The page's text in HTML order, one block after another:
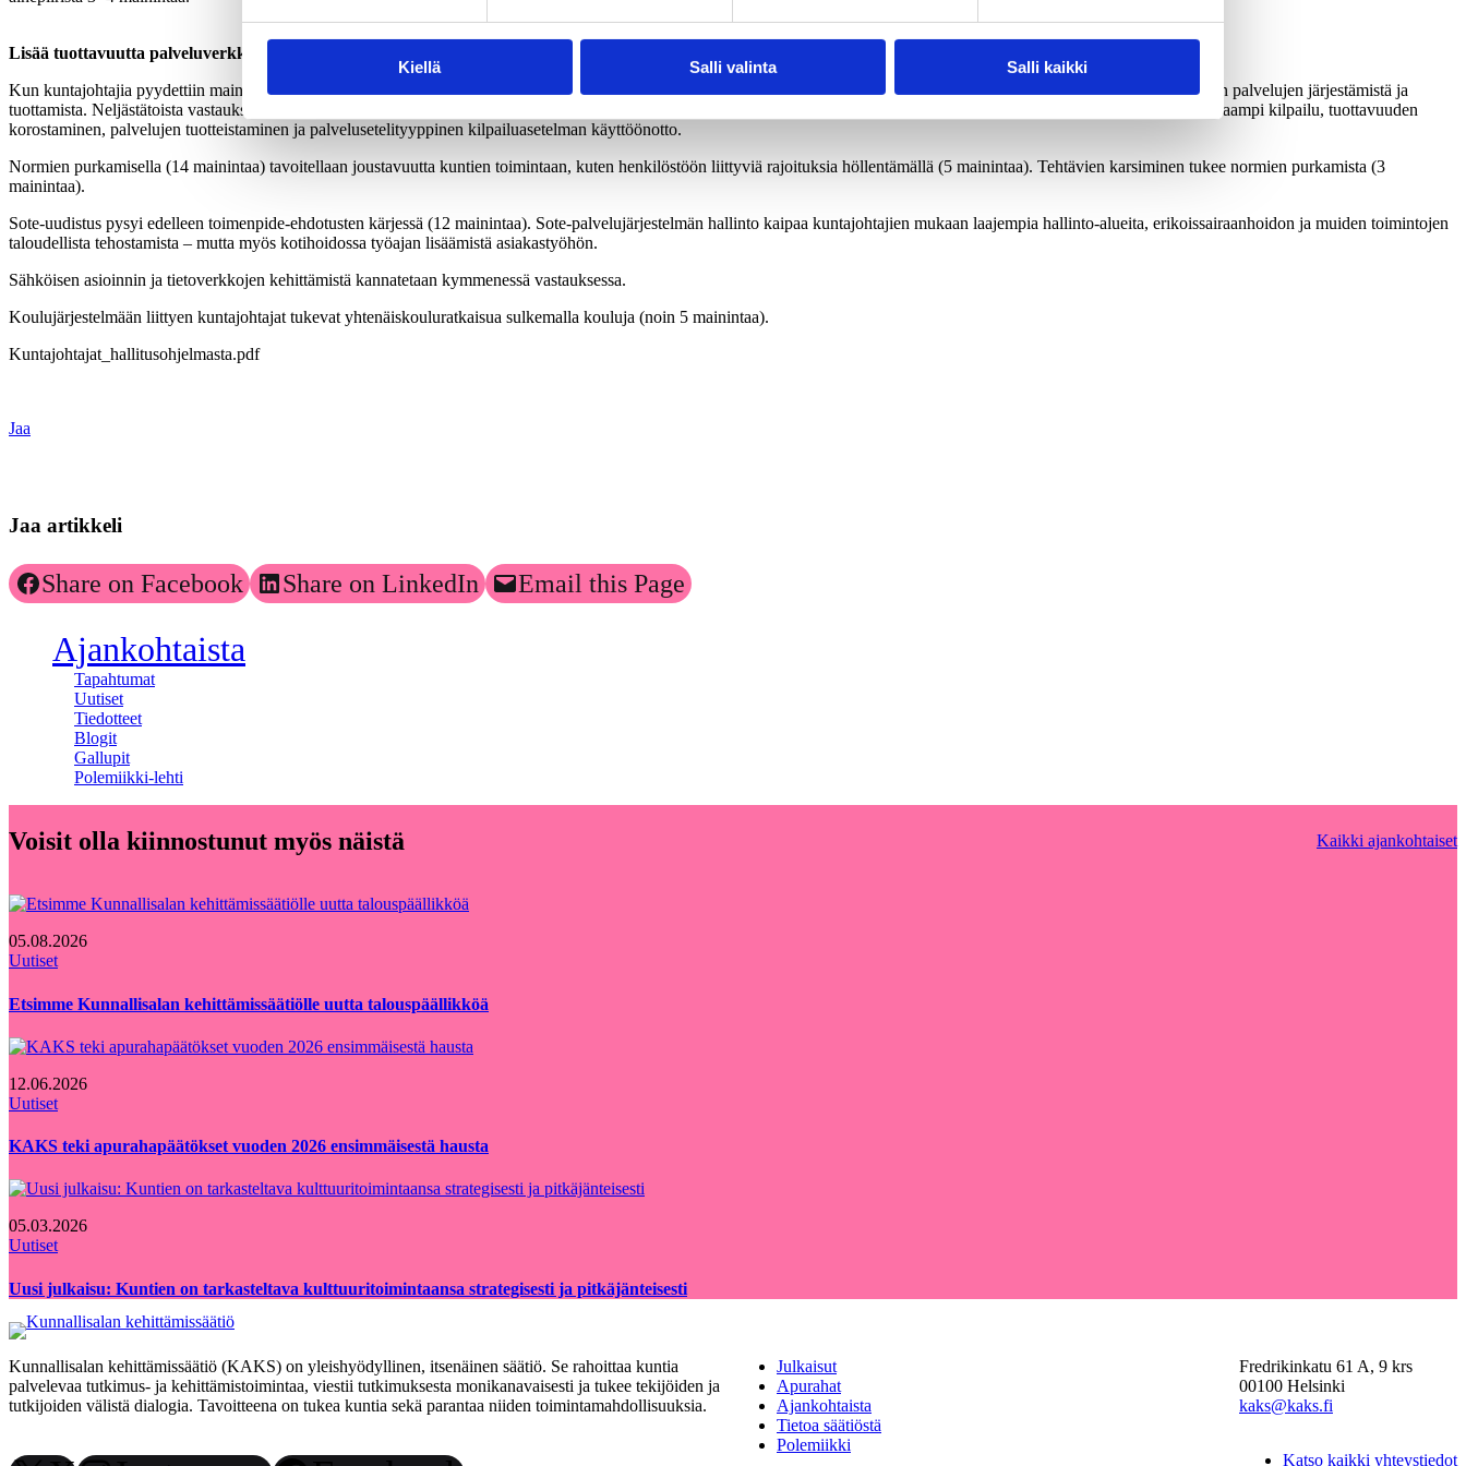
Kiellä Salli valinta Salli kaikki
Lisää tuottavuutta palveluverkkoja uudistamalla
Kun kuntajohtajia pyydettiin mainitsemaan yksi omassa kaupungissa tai kunnassa tulevalla valtuustokaudella toteutettava tuottavuutta parantava toimenpide, yleisimmin käsiteltiin palvelujen järjestämistä ja
tuottamista. Neljästätoista vastauksessa palveluverkon uudistamista esitti neljä kuntajohtajaa. Myös yritysmaailmasta tutut työkalut ovat kuntajohtajien mieleen, kuten kuntien vapaampi kilpailu, tuottavuuden
korostaminen, palvelujen tuotteistaminen ja palvelusetelityyppinen kilpailuasetelman käyttöönotto.
Normien purkamisella (14 mainintaa) tavoitellaan joustavuutta kuntien toimintaan, kuten henkilöstöön liittyviä rajoituksia höllentämällä (5 mainintaa). Tehtävien karsiminen tukee normien purkamista (3
mainintaa).
Sote-uudistus pysyi edelleen toimenpide-ehdotusten kärjessä (12 mainintaa). Sote-palvelujärjestelmän hallinto kaipaa kuntajohtajien mukaan laajempia hallinto-alueita, erikoissairaanhoidon ja muiden toimintojen
taloudellista tehostamista – mutta myös kotihoidossa työajan lisäämistä asiakastyöhön.
Sähköisen asioinnin ja tietoverkkojen kehittämistä kannatetaan kymmenessä vastauksessa.
Koulujärjestelmään liittyen kuntajohtajat tukevat yhtenäiskouluratkaisua sulkemalla kouluja (noin 5 mainintaa).
Kuntajohtajat_hallitusohjelmasta.pdf
Jaa
Jaa artikkeli
Share on Facebook Share on LinkedIn Email this Page
Ajankohtaista
Tapahtumat
Uutiset
Tiedotteet
Blogit
Gallupit
Polemiikki-lehti
Voisit olla kiinnostunut myös näistä Kaikki ajankohtaiset
05.08.2026
Uutiset
Etsimme Kunnallisalan kehittämissäätiölle uutta talouspäällikköä
12.06.2026
Uutiset
KAKS teki apurahapäätökset vuoden 2026 ensimmäisestä hausta
05.03.2026
Uutiset
Uusi julkaisu: Kuntien on tarkasteltava kulttuuritoimintaansa strategisesti ja pitkäjänteisesti
Kunnallisalan kehittämissäätiö (KAKS) on yleishyödyllinen, itsenäinen säätiö. Se rahoittaa kuntia
palvelevaa tutkimus- ja kehittämistoimintaa, viestii tutkimuksesta monikanavaisesti ja tukee tekijöiden ja
tutkijoiden välistä dialogia. Tavoitteena on tukea kuntia sekä parantaa niiden toimintamahdollisuuksia.
Julkaisut
Apurahat
Ajankohtaista
Tietoa säätiöstä
Polemiikki
Fredrikinkatu 61 A, 9 krs
00100 Helsinki
kaks@kaks.fi
Katso kaikki yhteystiedot